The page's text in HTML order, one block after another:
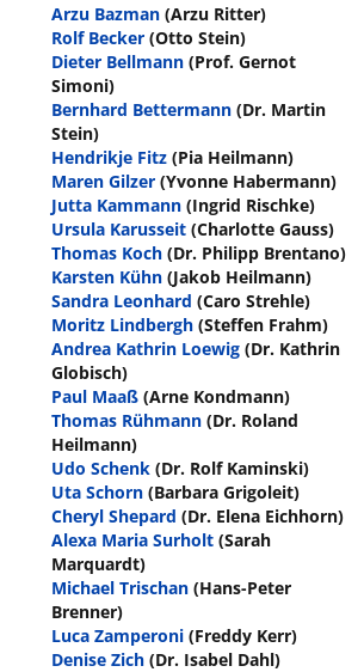
Arzu Bazman (Arzu Ritter)
Rolf Becker (Otto Stein)
Dieter Bellmann (Prof. Gernot
Simoni)
Bernhard Bettermann (Dr. Martin
Stein)
Hendrikje Fitz (Pia Heilmann)
Maren Gilzer (Yvonne Habermann)
Jutta Kammann (Ingrid Rischke)
Ursula Karusseit (Charlotte Gauss)
Thomas Koch (Dr. Philipp Brentano)
Karsten Kühn (Jakob Heilmann)
Sandra Leonhard (Caro Strehle)
Moritz Lindbergh (Steffen Frahm)
Andrea Kathrin Loewig (Dr. Kathrin
Globisch)
Paul Maaß (Arne Kondmann)
Thomas Rühmann (Dr. Roland
Heilmann)
Udo Schenk (Dr. Rolf Kaminski)
Uta Schorn (Barbara Grigoleit)
Cheryl Shepard (Dr. Elena Eichhorn)
Alexa Maria Surholt (Sarah
Marquardt)
Michael Trischan (Hans-Peter
Brenner)
Luca Zamperoni (Freddy Kerr)
Denise Zich (Dr. Isabel Dahl)